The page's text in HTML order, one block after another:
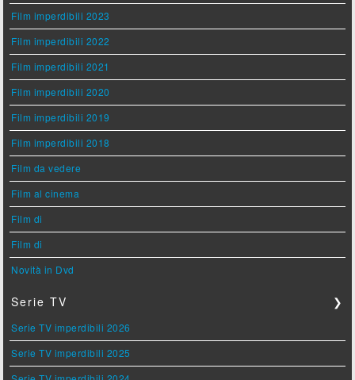
Film imperdibili 2023
Film imperdibili 2022
Film imperdibili 2021
Film imperdibili 2020
Film imperdibili 2019
Film imperdibili 2018
Film da vedere
Film al cinema
Film di
Film di
Novità in Dvd
Serie TV ❯
Serie TV imperdibili 2026
Serie TV imperdibili 2025